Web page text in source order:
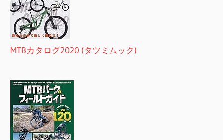
MTBカタログ2020 (タツミムック)